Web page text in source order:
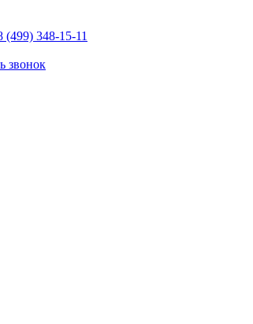
(499) 348-15-11
звонок